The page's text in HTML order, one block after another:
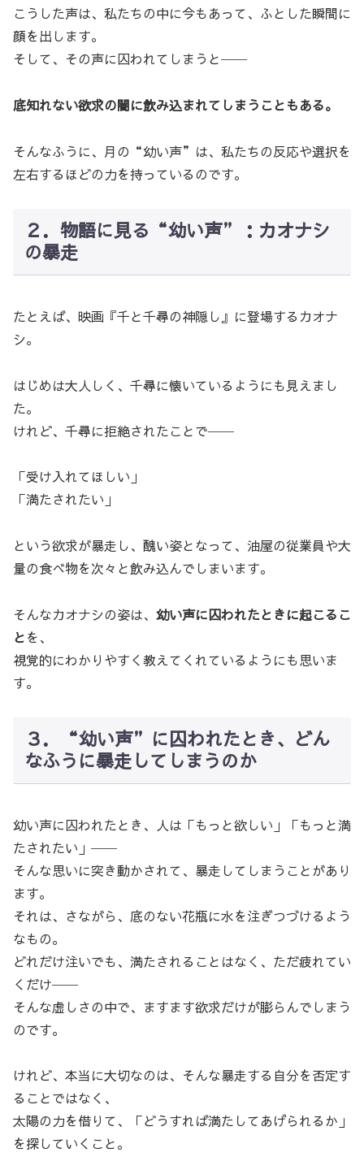
こうした声は、私たちの中に今もあって、ふとした瞬間に
顔を出します。
そして、その声に囚われてしまうと──
底知れない欲求の闇に飲み込まれてしまうこともある。
そんなふうに、月の“幼い声”は、私たちの反応や選択を
左右するほどの力を持っているのです。
２．物語に見る“幼い声”：カオナシ
の暴走
たとえば、映画『千と千尋の神隠し』に登場するカオナ
シ。
はじめは大人しく、千尋に懐いているようにも見えまし
た。
けれど、千尋に拒絶されたことで──
「受け入れてほしい」
「満たされたい」
という欲求が暴走し、醜い姿となって、油屋の従業員や大
量の食べ物を次々と飲み込んでしまいます。
そんなカオナシの姿は、 幼い声に囚われたときに起こるこ
とを、
視覚的にわかりやすく教えてくれているようにも思いま
す。
３．“幼い声”に囚われたとき、どん
なふうに暴走してしまうのか
幼い声に囚われたとき、人は「もっと欲しい」「もっと満
たされたい」──
そんな思いに突き動かされて、暴走してしまうことがあり
ます。
それは、さながら、底のない花瓶に水を注ぎつづけるよう
なもの。
どれだけ注いでも、満たされることはなく、ただ疲れてい
くだけ──
そんな虚しさの中で、ますます欲求だけが膨らんでしまう
のです。
けれど、本当に大切なのは、そんな暴走する自分を否定す
ることではなく、
太陽の力を借りて、「どうすれば満たしてあげられるか」
を探していくこと。